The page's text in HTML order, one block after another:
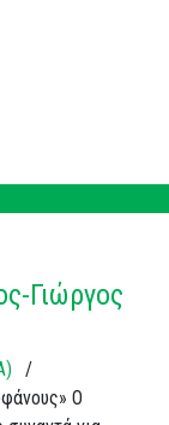
Γιώργος
/
Ο